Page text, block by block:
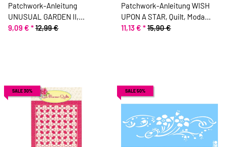
Patchwork-Anleitung
UNUSUAL GARDEN II,
Kaleidoscope-Quilt
9,09 € *12,99 €
Patchwork-Anleitung WISH
UPON A STAR, Quilt, Moda
Fabrics
11,13 € *15,90 €
SALE 30% SALE 50%